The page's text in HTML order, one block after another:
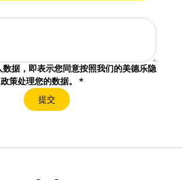
数据，即表示您同意按照我们的美德乐隐
策处理您的数据。 *
提交